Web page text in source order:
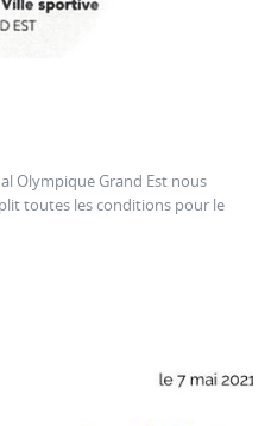
Olympique Grand Est nous
toutes les conditions pour le